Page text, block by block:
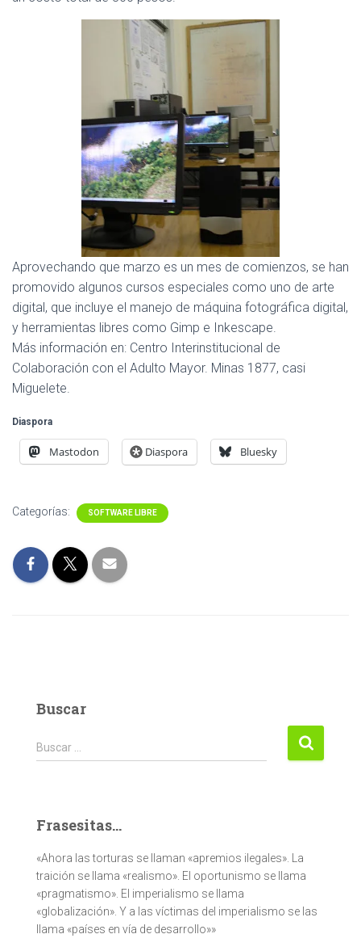
Aprovechando que marzo es un mes de comienzos, se han
promovido algunos cursos especiales como uno de arte
digital, que incluye el manejo de máquina fotográfica digital,
y herramientas libres como Gimp e Inkescape.
Más información en: Centro Interinstitucional de
Colaboración con el Adulto Mayor. Minas 1877, casi
Miguelete.
Diaspora
Mastodon Diaspora Bluesky
Categorías: SOFTWARE LIBRE
Buscar
Buscar:
Buscar …
Frasesitas...
«Ahora las torturas se llaman «apremios ilegales». La
traición se llama «realismo». El oportunismo se llama
«pragmatismo». El imperialismo se llama
«globalización». Y a las víctimas del imperialismo se las
llama «países en vía de desarrollo»»